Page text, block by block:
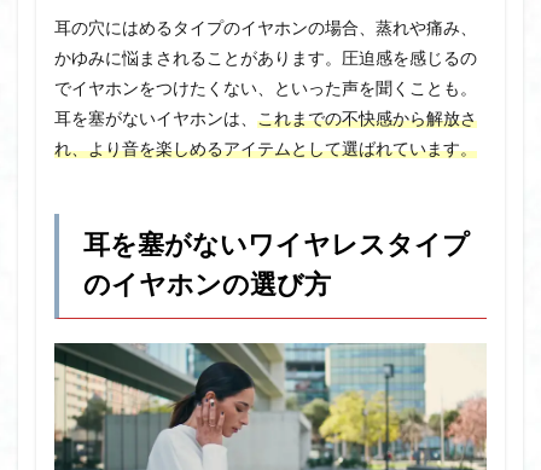
耳の穴にはめるタイプのイヤホンの場合、蒸れや痛み、
かゆみに悩まされることがあります。圧迫感を感じるの
でイヤホンをつけたくない、といった声を聞くことも。
耳を塞がないイヤホンは、 これまでの不快感から解放さ
れ、より音を楽しめるアイテムとして選ばれています。
耳を塞がないワイヤレスタイプ
のイヤホンの選び方